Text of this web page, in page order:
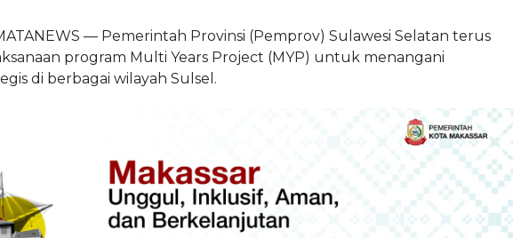
— Pemerintah Provinsi (Pemprov) Sulawesi Selatan terus
program Multi Years Project (MYP) untuk menangani
di berbagai wilayah Sulsel.